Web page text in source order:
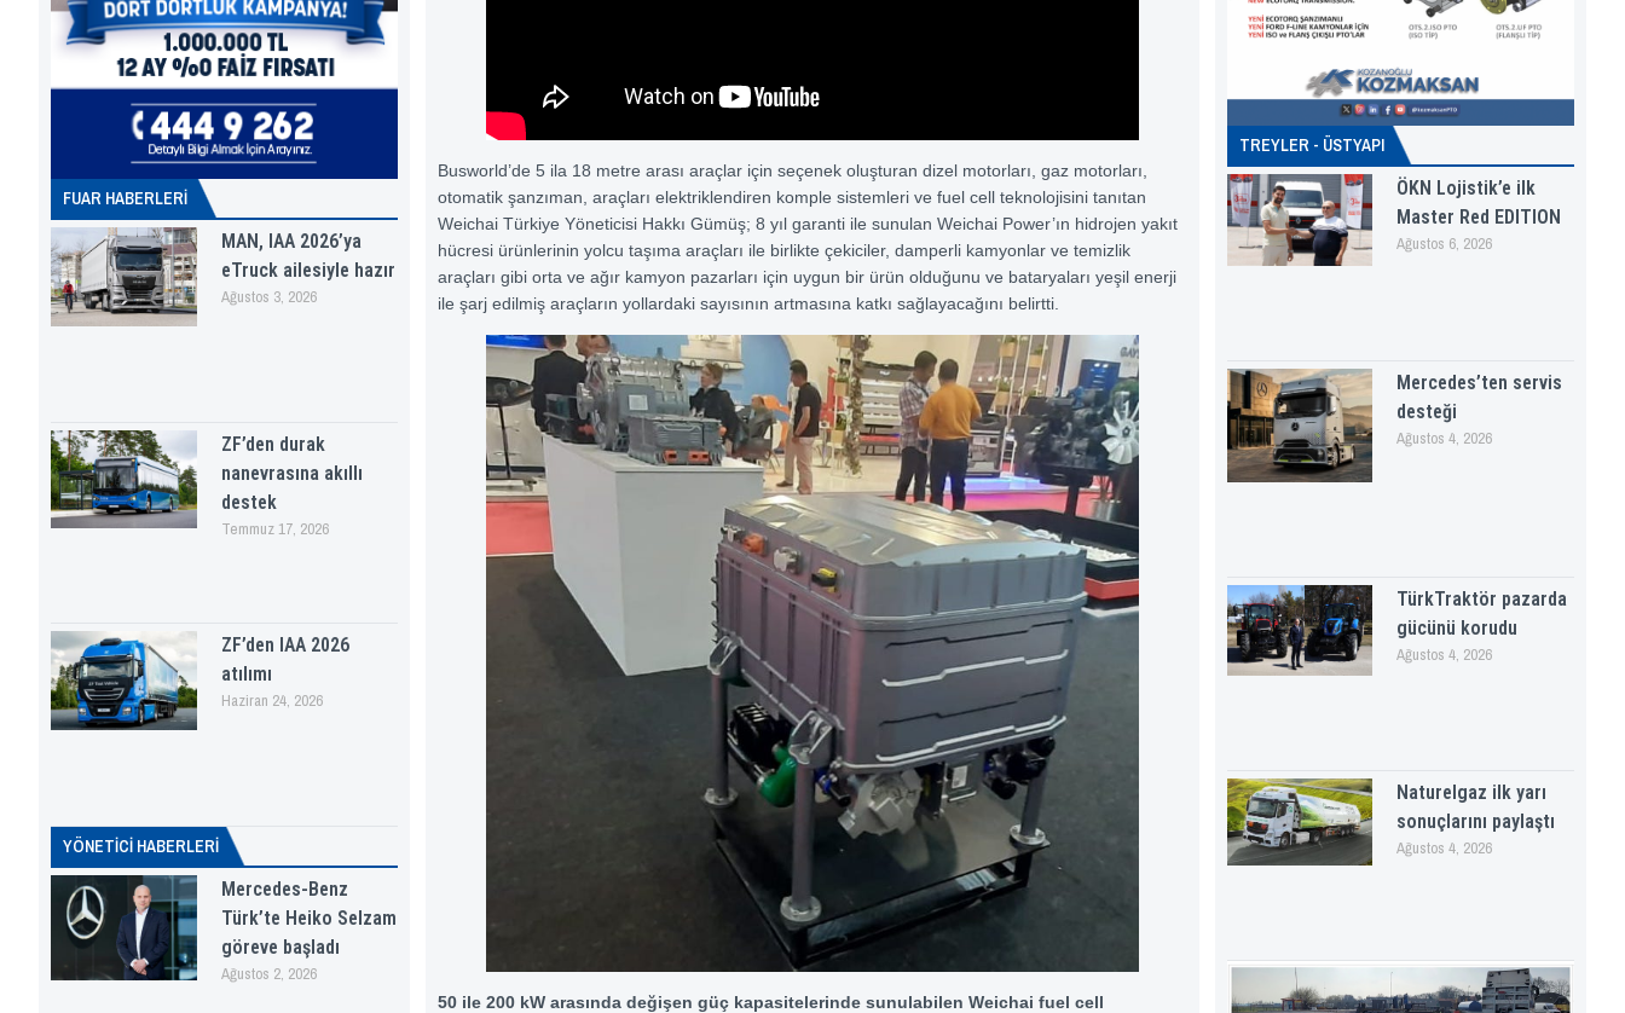
FUAR HABERLERI
MAN, IAA 2026’ya
eTruck ailesiyle hazır
Ağustos 3, 2026
ZF’den durak
nanevrasına akıllı
destek
Temmuz 17, 2026
ZF’den IAA 2026
atılımı
Haziran 24, 2026
YÖNETICI HABERLERI
Mercedes-Benz
Türk’te Heiko Selzam
göreve başladı
Ağustos 2, 2026
Busworld’de 5 ila 18 metre arası araçlar için seçenek oluşturan dizel motorları, gaz motorları,
otomatik şanzıman, araçları elektriklendiren komple sistemleri ve fuel cell teknolojisini tanıtan
Weichai Türkiye Yöneticisi Hakkı Gümüş; 8 yıl garanti ile sunulan Weichai Power’ın hidrojen yakıt
hücresi ürünlerinin yolcu taşıma araçları ile birlikte çekiciler, damperli kamyonlar ve temizlik
araçları gibi orta ve ağır kamyon pazarları için uygun bir ürün olduğunu ve bataryaları yeşil enerji
ile şarj edilmiş araçların yollardaki sayısının artmasına katkı sağlayacağını belirtti.
50 ile 200 kW arasında değişen güç kapasitelerinde sunulabilen Weichai fuel cell
TREYLER - ÜSTYAPI
ÖKN Lojistik’e ilk
Master Red EDITION
Ağustos 6, 2026
Mercedes’ten servis
desteği
Ağustos 4, 2026
TürkTraktör pazarda
gücünü korudu
Ağustos 4, 2026
Naturelgaz ilk yarı
sonuçlarını paylaştı
Ağustos 4, 2026